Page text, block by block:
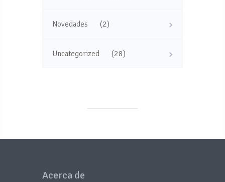
Novedades (2)
Uncategorized (28)
Acerca de